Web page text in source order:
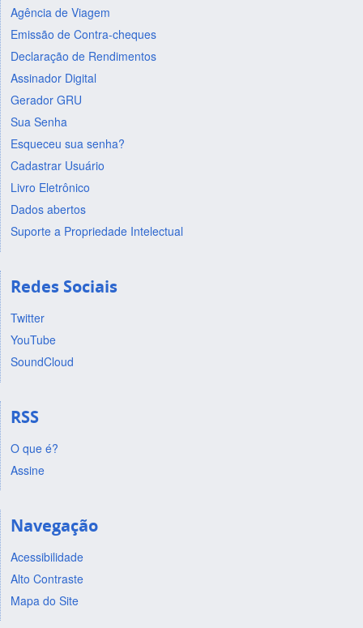
Agência de Viagem
Emissão de Contra-cheques
Declaração de Rendimentos
Assinador Digital
Gerador GRU
Sua Senha
Esqueceu sua senha?
Cadastrar Usuário
Livro Eletrônico
Dados abertos
Suporte a Propriedade Intelectual
Redes Sociais
Twitter
YouTube
SoundCloud
RSS
O que é?
Assine
Navegação
Acessibilidade
Alto Contraste
Mapa do Site